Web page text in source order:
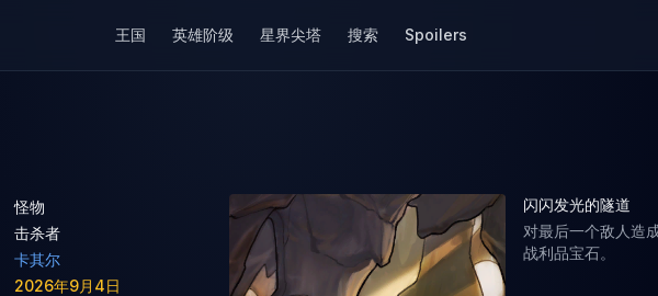
王国 英雄阶级 星界尖塔 搜索 Spoilers
怪物
击杀者
卡其尔
2026年9月4日
闪闪发光的隧道
对最后一个敌人造
战利品宝石。